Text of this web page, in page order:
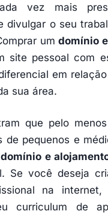
vez mais
divulgar o seu
umdomínio
site pessoal com
em
sua área.
que pelo
de pequenos e
domínio e
Se você deseja
na internet,
curriculum de